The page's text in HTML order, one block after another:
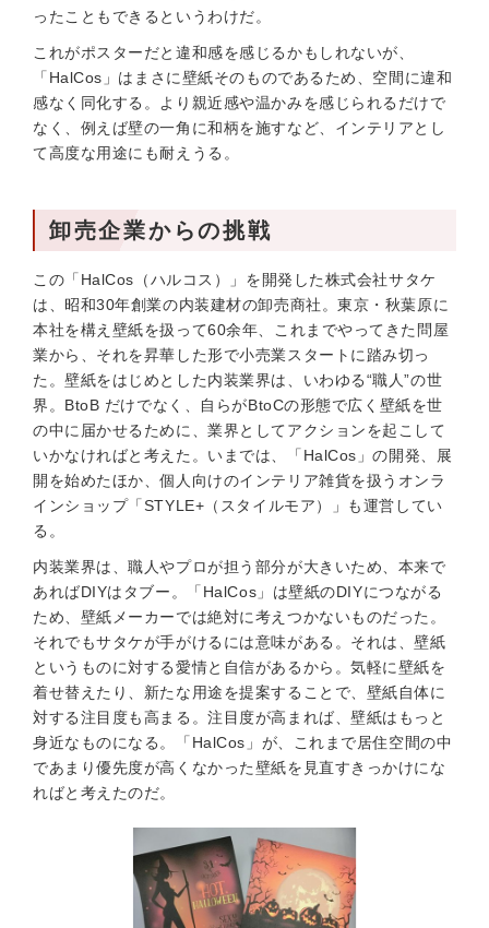
ったこともできるというわけだ。
これがポスターだと違和感を感じるかもしれないが、
「HalCos」はまさに壁紙そのものであるため、空間に違和
感なく同化する。より親近感や温かみを感じられるだけで
なく、例えば壁の一角に和柄を施すなど、インテリアとし
て高度な用途にも耐えうる。
卸売企業からの挑戦
この「HalCos（ハルコス）」を開発した株式会社サタケ
は、昭和30年創業の内装建材の卸売商社。東京・秋葉原に
本社を構え壁紙を扱って60余年、これまでやってきた問屋
業から、それを昇華した形で小売業スタートに踏み切っ
た。壁紙をはじめとした内装業界は、いわゆる“職人”の世
界。BtoB だけでなく、自らがBtoCの形態で広く壁紙を世
の中に届かせるために、業界としてアクションを起こして
いかなければと考えた。いまでは、「HalCos」の開発、展
開を始めたほか、個人向けのインテリア雑貨を扱うオンラ
インショップ「STYLE+（スタイルモア）」も運営してい
る。
内装業界は、職人やプロが担う部分が大きいため、本来で
あればDIYはタブー。「HalCos」は壁紙のDIYにつながる
ため、壁紙メーカーでは絶対に考えつかないものだった。
それでもサタケが手がけるには意味がある。それは、壁紙
というものに対する愛情と自信があるから。気軽に壁紙を
着せ替えたり、新たな用途を提案することで、壁紙自体に
対する注目度も高まる。注目度が高まれば、壁紙はもっと
身近なものになる。「HalCos」が、これまで居住空間の中
であまり優先度が高くなかった壁紙を見直すきっかけにな
ればと考えたのだ。